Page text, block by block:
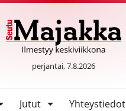
SeutuMajakka
perjantai, 7.8.2026
Jutut Yhteystiedot